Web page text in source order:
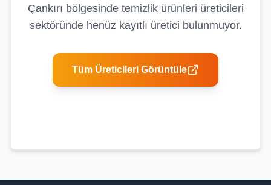
Çankırı bölgesinde temizlik ürünleri üreticileri
sektöründe henüz kayıtlı üretici bulunmuyor.
Tüm Üreticileri Görüntüle